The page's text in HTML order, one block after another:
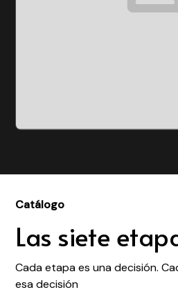
Catálogo
Las siete
Cada etapa es una decisión.
esa decisión